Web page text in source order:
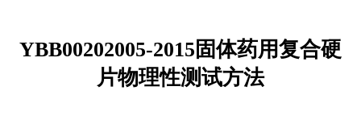
YBB00202005-2015固体药用复合硬
片物理性测试方法